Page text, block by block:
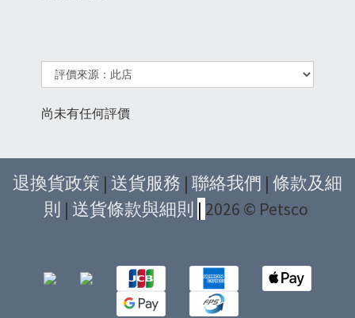
尚未有任何評價
退換貨政策 | 送貨服務 | 聯絡我們 | 條款及細
則 | 送貨條款與細則 | 2026 © Petsco